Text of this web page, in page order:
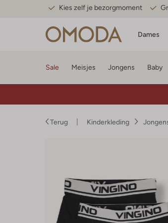
Kies zelf je bezorgmoment
Dames
Sale Meisjes Jongens Baby
Terug Kinderkleding